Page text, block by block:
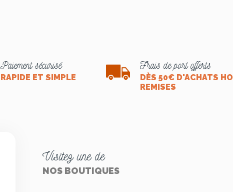
Paiement sécurisé
RAPIDE ET SIMPLE
Frais de port offerts
DÈS 50€ D'ACHATS
REMISES
Visitez une de
NOS BOUTIQUES